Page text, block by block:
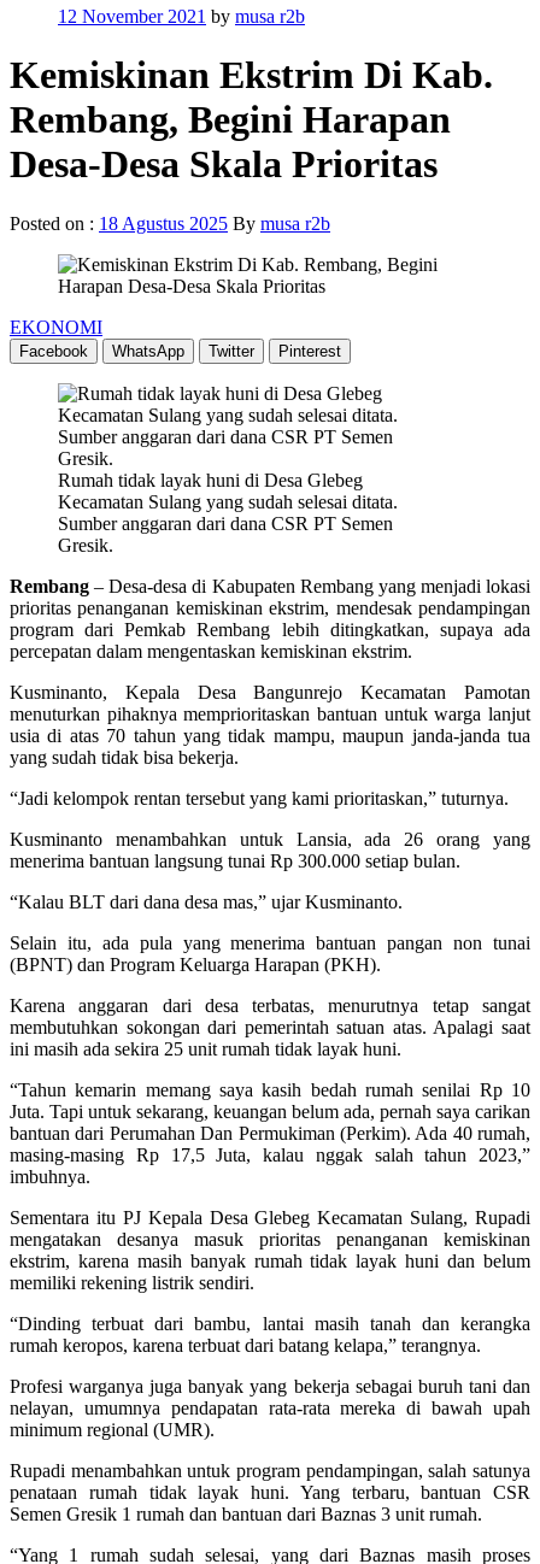
12 November 2021 by musa r2b
Kemiskinan Ekstrim Di Kab.
Rembang, Begini Harapan
Desa-Desa Skala Prioritas
Posted on : 18 Agustus 2025 By musa r2b
EKONOMI
Facebook WhatsApp Twitter Pinterest
Rumah tidak layak huni di Desa Glebeg
Kecamatan Sulang yang sudah selesai ditata.
Sumber anggaran dari dana CSR PT Semen
Gresik.
Rembang– Desa-desa di Kabupaten Rembang yang menjadi lokasi
prioritas penanganan kemiskinan ekstrim, mendesak pendampingan
program dari Pemkab Rembang lebih ditingkatkan, supaya ada
percepatan dalam mengentaskan kemiskinan ekstrim.
Kusminanto, Kepala Desa Bangunrejo Kecamatan Pamotan
menuturkan pihaknya memprioritaskan bantuan untuk warga lanjut
usia di atas 70 tahun yang tidak mampu, maupun janda-janda tua
yang sudah tidak bisa bekerja.
“Jadi kelompok rentan tersebut yang kami prioritaskan,” tuturnya.
Kusminanto menambahkan untuk Lansia, ada 26 orang yang
menerima bantuan langsung tunai Rp 300.000 setiap bulan.
“Kalau BLT dari dana desa mas,” ujar Kusminanto.
Selain itu, ada pula yang menerima bantuan pangan non tunai
(BPNT) dan Program Keluarga Harapan (PKH).
Karena anggaran dari desa terbatas, menurutnya tetap sangat
membutuhkan sokongan dari pemerintah satuan atas. Apalagi saat
ini masih ada sekira 25 unit rumah tidak layak huni.
“Tahun kemarin memang saya kasih bedah rumah senilai Rp 10
Juta. Tapi untuk sekarang, keuangan belum ada, pernah saya carikan
bantuan dari Perumahan Dan Permukiman (Perkim). Ada 40 rumah,
masing-masing Rp 17,5 Juta, kalau nggak salah tahun 2023,”
imbuhnya.
Sementara itu PJ Kepala Desa Glebeg Kecamatan Sulang, Rupadi
mengatakan desanya masuk prioritas penanganan kemiskinan
ekstrim, karena masih banyak rumah tidak layak huni dan belum
memiliki rekening listrik sendiri.
“Dinding terbuat dari bambu, lantai masih tanah dan kerangka
rumah keropos, karena terbuat dari batang kelapa,” terangnya.
Profesi warganya juga banyak yang bekerja sebagai buruh tani dan
nelayan, umumnya pendapatan rata-rata mereka di bawah upah
minimum regional (UMR).
Rupadi menambahkan untuk program pendampingan, salah satunya
penataan rumah tidak layak huni. Yang terbaru, bantuan CSR
Semen Gresik 1 rumah dan bantuan dari Baznas 3 unit rumah.
“Yang 1 rumah sudah selesai, yang dari Baznas masih proses